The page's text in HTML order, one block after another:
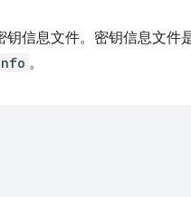
信息文件。密钥信息文件
。